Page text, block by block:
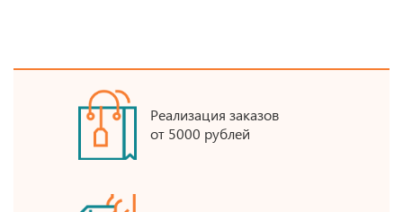
Реализация заказов
от 5000 рублей